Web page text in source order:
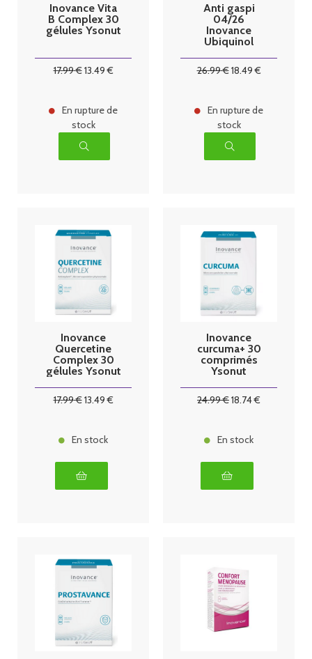
Inovance Vita
B Complex 30
gélules Ysonut
17.99€13.49€
En rupture de
stock
Anti gaspi
04/26
Inovance
Ubiquinol
26.99€18.49€
En rupture de
stock
Inovance
Quercetine
Complex 30
gélules Ysonut
17.99€13.49€
En stock
Inovance
curcuma+ 30
comprimés
Ysonut
24.99€18.74€
En stock